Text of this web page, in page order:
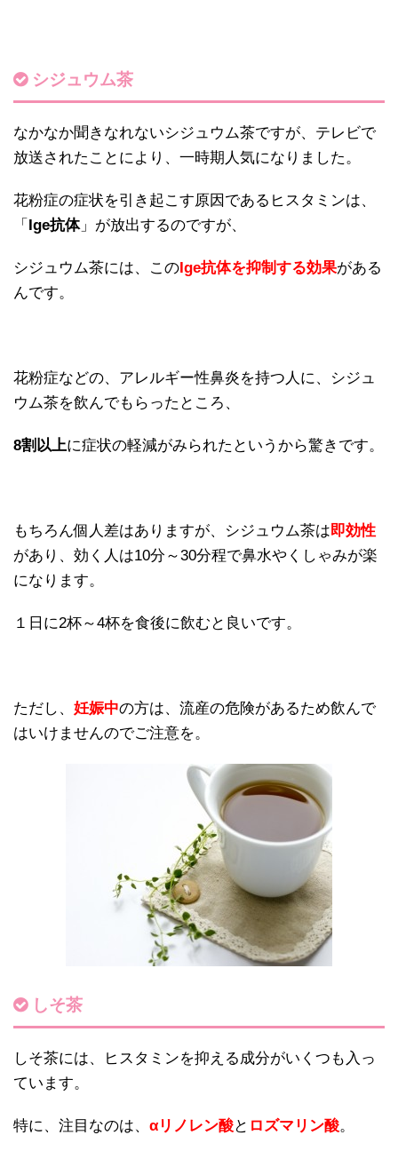
シジュウム茶
なかなか聞きなれないシジュウム茶ですが、テレビで
放送されたことにより、一時期人気になりました。
花粉症の症状を引き起こす原因であるヒスタミンは、
「 Ige抗体」が放出するのですが、
シジュウム茶には、このIge抗体を抑制する効果がある
んです。
花粉症などの、アレルギー性鼻炎を持つ人に、シジュ
ウム茶を飲んでもらったところ、
8割以上に症状の軽減がみられたというから驚きです。
もちろん個人差はありますが、シジュウム茶は即効性
があり、効く人は10分～30分程で鼻水やくしゃみが楽
になります。
１日に2杯～4杯を食後に飲むと良いです。
ただし、 妊娠中の方は、流産の危険があるため飲んで
はいけませんのでご注意を。
しそ茶
しそ茶には、ヒスタミンを抑える成分がいくつも入っ
ています。
特に、注目なのは、 αリノレン酸と ロズマリン酸。